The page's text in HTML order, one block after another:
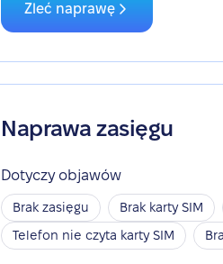
Zleć naprawę
Naprawa zasięgu
Dotyczy objawów
Brak zasięgu Brak karty SIM
Telefon nie czyta karty SIM